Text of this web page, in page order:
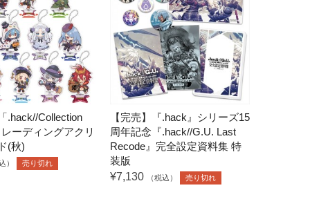
.hack//Collection
ーディングアクリ
(秋)
） 売り切れ
【完売】『.hack』シリーズ15
周年記念『.hack//G.U. Last
Recode』完全設定資料集 特
装版
¥7,130
（税込） 売り切れ